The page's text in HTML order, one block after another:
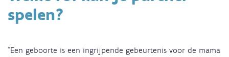
spelen?
"Een geboorte is een ingrijpende gebeurtenis voor de mama